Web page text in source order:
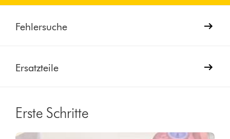
Fehlersuche
Ersatzteile
Erste Schritte